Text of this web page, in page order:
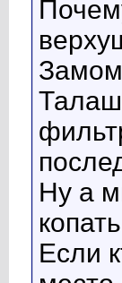
Ну а
Если